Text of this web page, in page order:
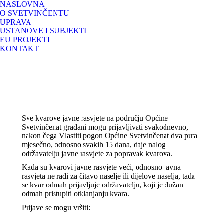
NASLOVNA
O SVETVINČENTU
UPRAVA
USTANOVE I SUBJEKTI
EU PROJEKTI
KONTAKT
Sve kvarove javne rasvjete na području Općine
Svetvinčenat građani mogu prijavljivati svakodnevno,
nakon čega Vlastiti pogon Općine Svetvinčenat dva puta
mjesečno, odnosno svakih 15 dana, daje nalog
održavatelju javne rasvjete za popravak kvarova.
Kada su kvarovi javne rasvjete veći, odnosno javna
rasvjeta ne radi za čitavo naselje ili dijelove naselja, tada
se kvar odmah prijavljuje održavatelju, koji je dužan
odmah pristupiti otklanjanju kvara.
Prijave se mogu vršiti: